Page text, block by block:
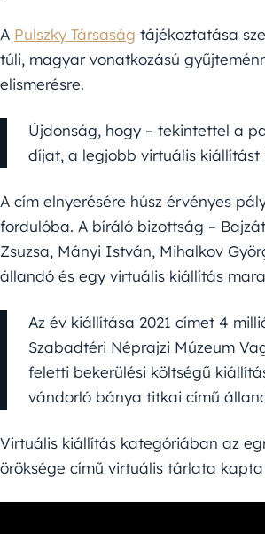
A Pulszky Társaság tájékoztatása
túli, magyar vonatkozású
elismerésre.
Újdonság, hogy – tekintettel a
díjat, a legjobb virtuális kiállítást
A cím elnyerésére húsz érvényes
fordulóba. A bíráló bizottság –
Zsuzsa, Mányi István, Mihalkov
állandó és egy virtuális kiállítás
Az év kiállítása 2021 címet 4
Szabadtéri Néprajzi Múzeum
feletti bekerülési költségű
vándorló bánya titkai című
Virtuális kiállítás kategóriában az
öröksége című virtuális tárlata kapta